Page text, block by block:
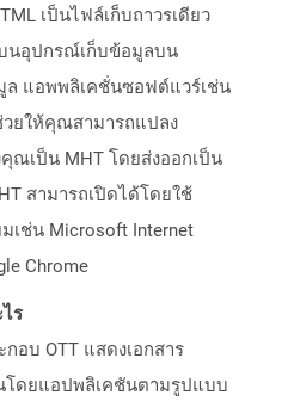
เป็นไฟล์เก็บถาวรเดียว
นอุปกรณ์เก็บข้อมูลบน
แอพพลิเคชั่นซอฟต์แวร์เช่น
วยให้คุณสามารถแปลง
คุณเป็น MHT โดยส่งออกเป็น
สามารถเปิดได้โดยใช้
เช่น Microsoft Internet
Chrome
ร
อบ OTT แสดงเอกสาร
โดยแอปพลิเคชันตามรูปแบบ